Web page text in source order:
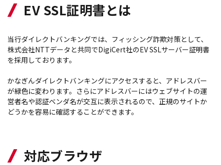
EV SSL証明書とは
当行ダイレクトバンキングでは、フィッシング詐欺対策として、
株式会社NTTデータと共同でDigiCert社のEV SSLサーバー証明書
を採用しております。
かなぎんダイレクトバンキングにアクセスすると、アドレスバー
が緑色に変わります。さらにアドレスバーにはウェブサイトの運
営者名や認証ベンダ名が交互に表示されるので、正規のサイトか
どうかを容易に確認することができます。
対応ブラウザ